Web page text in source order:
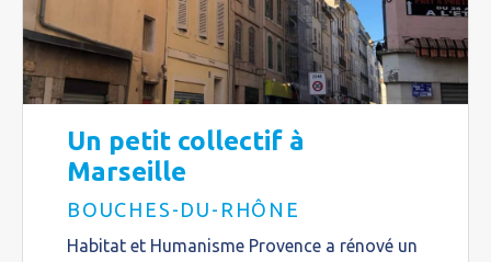
Un petit collectif à
Marseille
BOUCHES-DU-RHÔNE
Habitat et Humanisme Provence a rénové un